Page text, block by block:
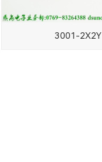
3001-2X2Y